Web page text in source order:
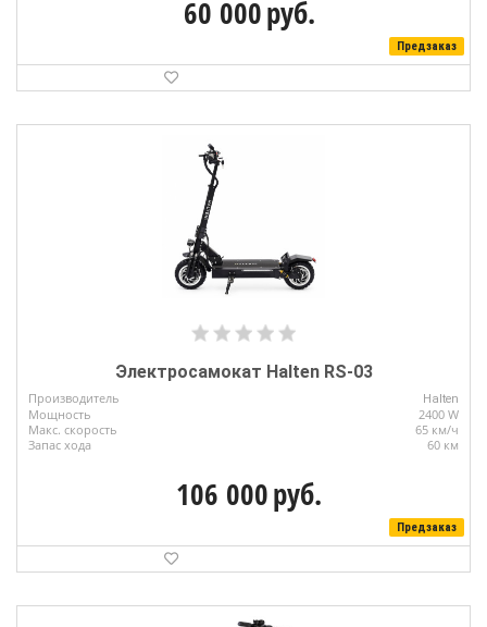
60 000руб.
Предзаказ
Электросамокат Halten RS-03
Производитель Halten
Мощность
2400 W
Макс. скорость
65 км/ч
Запас хода
60 км
106 000руб.
Предзаказ